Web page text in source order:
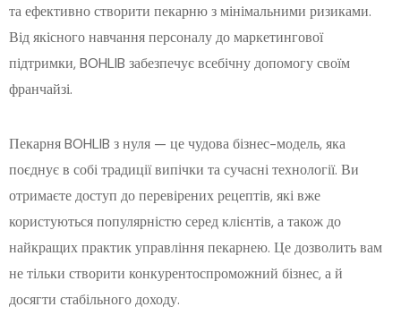
та ефективно створити пекарню з мінімальними ризиками.
Від якісного навчання персоналу до маркетингової
підтримки, BOHLIB забезпечує всебічну допомогу своїм
франчайзі.
Пекарня BOHLIB з нуля — це чудова бізнес-модель, яка
поєднує в собі традиції випічки та сучасні технології. Ви
отримаєте доступ до перевірених рецептів, які вже
користуються популярністю серед клієнтів, а також до
найкращих практик управління пекарнею. Це дозволить вам
не тільки створити конкурентоспроможний бізнес, а й
досягти стабільного доходу.